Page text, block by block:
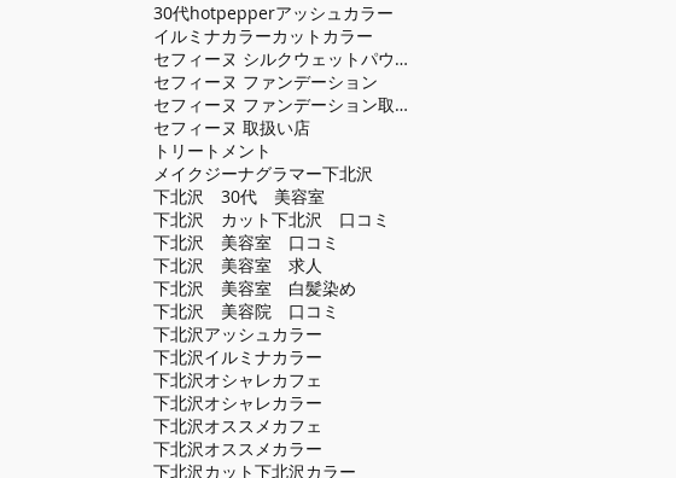
30代hotpepperアッシュカラー
イルミナカラーカット カラー
セフィーヌ シルクウェットパウダー
セフィーヌ ファンデーション
セフィーヌ ファンデーション取扱い店
セフィーヌ 取扱い店
トリートメント
メイクジーナグラマー下北沢
下北沢 30代 美容室
下北沢 カット下北沢 口コミ
下北沢 美容室 口コミ
下北沢 美容室 求人
下北沢 美容室 白髪染め
下北沢 美容院 口コミ
下北沢アッシュカラー
下北沢イルミナカラー
下北沢オシャレカフェ
下北沢オシャレカラー
下北沢オススメカフェ
下北沢オススメカラー
下北沢カット下北沢カラー